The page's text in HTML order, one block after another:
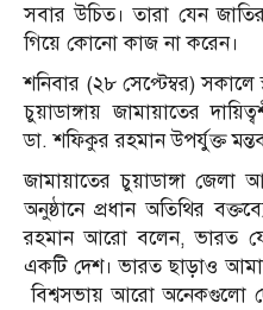
সবার উচিত। তারা যেন
গিয়ে কোনো কাজ না করেন।
শনিবার (২৮ সেপ্টেম্বর)
চুয়াডাঙ্গায় জামায়াতের
ডা. শফিকুর রহমান উপর্যুক্ত
জামায়াতের চুয়াডাঙ্গা
অনুষ্ঠানে প্রধান অতিথির
রহমান আরো বলেন, ভারত
একটি দেশ। ভারত ছাড়াও
বিশ্বসভায় আরো অনেকগুলো